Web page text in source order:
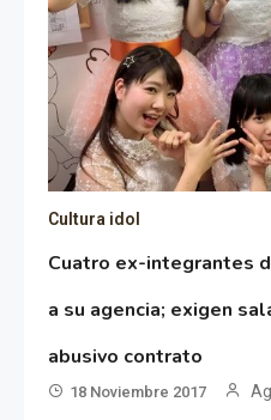
Cultura idol
Cuatro ex-integrantes
a su agencia; exigen
abusivo contrato
18 Noviembre 2017